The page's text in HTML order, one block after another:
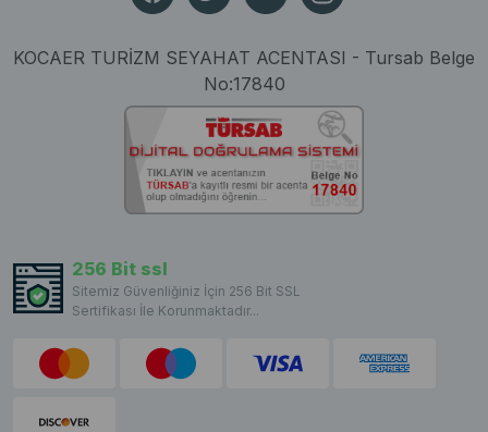
KOCAER TURİZM SEYAHAT ACENTASI - Tursab Belge
No:17840
256 Bit ssl
Sitemiz Güvenliğiniz İçin 256 Bit SSL
Sertifikası İle Korunmaktadır...